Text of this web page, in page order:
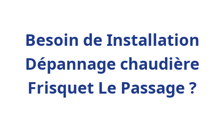
Besoin de Installation
Dépannage chaudière
Frisquet Le Passage ?